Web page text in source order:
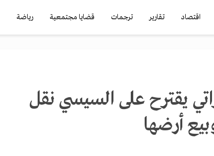
اقتصاد تقارير ترجمات قضايا مجتمعية رياضة
يقترح على السيسي نقل
أرضها